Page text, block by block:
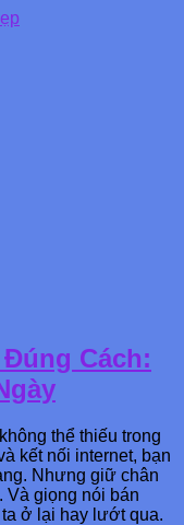
Cách:
thể thiếu trong
kết nối internet, bạn
Nhưng giữ chân
Và giọng nói bán
ở lại hay lướt qua.